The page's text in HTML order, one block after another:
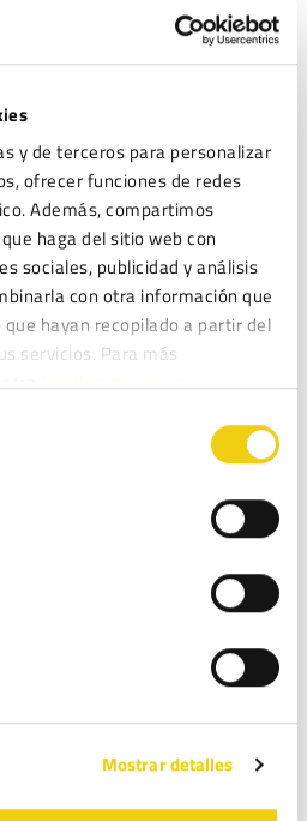
y de terceros para personalizar
ofrecer funciones de redes
Además, compartimos
haga del sitio web con
sociales, publicidad y análisis
con otra información que
hayan recopilado a partir del
servicios. Para más
Política de cookies.
Mostrar detalles
de su plataforma o facilitar
adecuada sobre el fabricante,
Las sanciones pueden variar
normativa de cada Estado
de la UE, pero generalmente
multas administrativas. En casos
de incumplimiento o negligencia,
pueden ser más severas,
sanciones penales en
de riesgo significativo para la
la seguridad pública.
alguna cuestión más estamos
RESPONDER
Cifuentes
asesorarmiento en cuanto a la
una llamada?